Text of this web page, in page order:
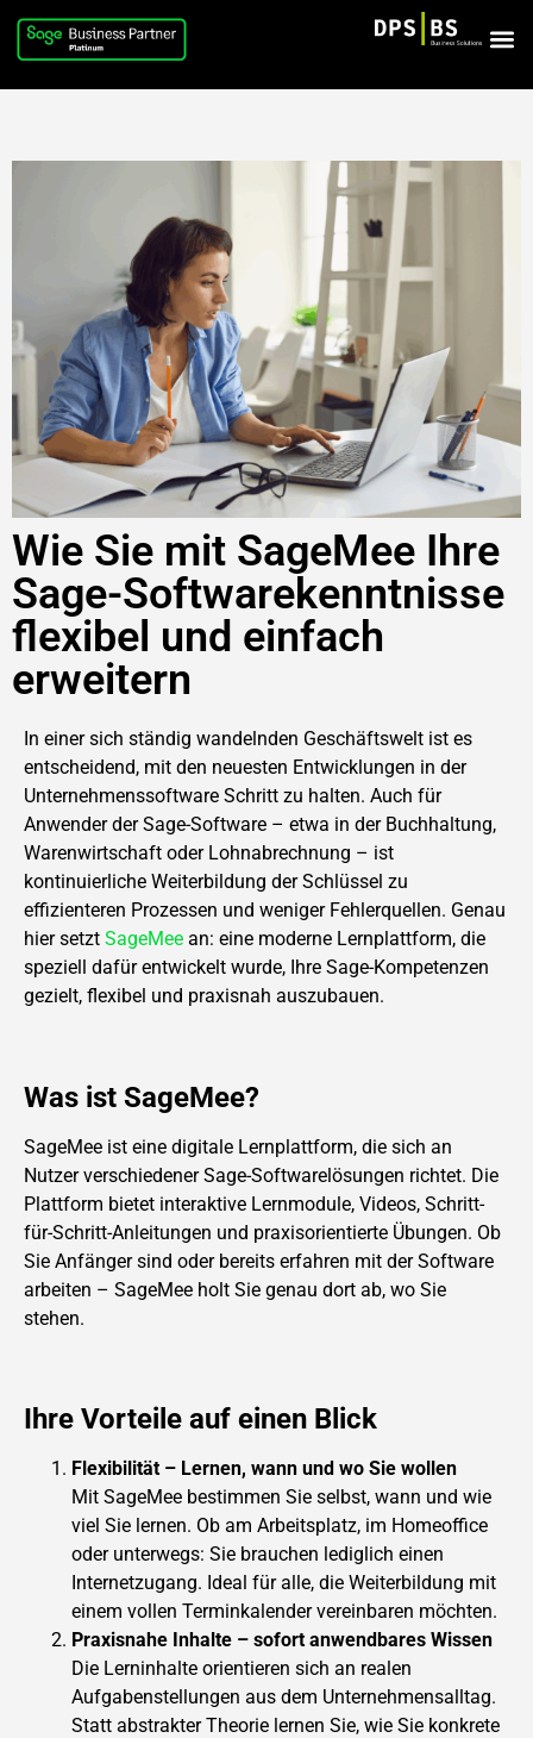
Wie Sie mit SageMee Ihre
Sage-Softwarekenntnisse
flexibel und einfach
erweitern
In einer sich ständig wandelnden Geschäftswelt ist es
entscheidend, mit den neuesten Entwicklungen in der
Unternehmenssoftware Schritt zu halten. Auch für
Anwender der Sage-Software – etwa in der Buchhaltung,
Warenwirtschaft oder Lohnabrechnung – ist
kontinuierliche Weiterbildung der Schlüssel zu
effizienteren Prozessen und weniger Fehlerquellen. Genau
hier setzt SageMee an: eine moderne Lernplattform, die
speziell dafür entwickelt wurde, Ihre Sage-Kompetenzen
gezielt, flexibel und praxisnah auszubauen.
Was ist SageMee?
SageMee ist eine digitale Lernplattform, die sich an
Nutzer verschiedener Sage-Softwarelösungen richtet. Die
Plattform bietet interaktive Lernmodule, Videos, Schritt-
für-Schritt-Anleitungen und praxisorientierte Übungen. Ob
Sie Anfänger sind oder bereits erfahren mit der Software
arbeiten – SageMee holt Sie genau dort ab, wo Sie
stehen.
Ihre Vorteile auf einen Blick
Flexibilität – Lernen, wann und wo Sie wollen
Mit SageMee bestimmen Sie selbst, wann und wie
viel Sie lernen. Ob am Arbeitsplatz, im Homeoffice
oder unterwegs: Sie brauchen lediglich einen
Internetzugang. Ideal für alle, die Weiterbildung mit
einem vollen Terminkalender vereinbaren möchten.
Praxisnahe Inhalte – sofort anwendbares Wissen
Die Lerninhalte orientieren sich an realen
Aufgabenstellungen aus dem Unternehmensalltag.
Statt abstrakter Theorie lernen Sie, wie Sie konkrete